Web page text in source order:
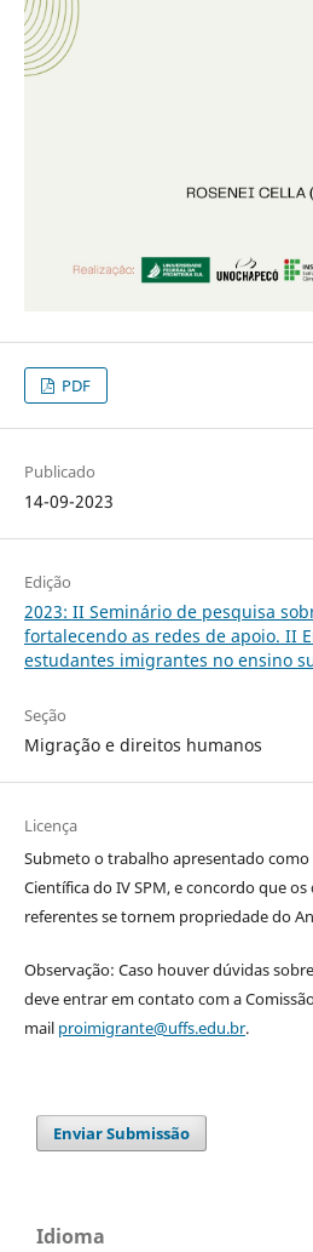
PDF
Publicado
14-09-2023
Edição
2023: II Seminário de pesquisa
fortalecendo as redes de apoio. II
estudantes imigrantes no ensino
Seção
Migração e direitos humanos
Licença
Submeto o trabalho apresentado
Científica do IV SPM, e concordo que
referentes se tornem propriedade do
Observação: Caso houver dúvidas
deve entrar em contato com a
mail proimigrante@uffs.edu.br.
Enviar Submissão
Idioma